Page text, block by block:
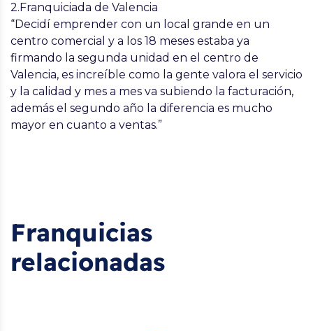
2.Franquiciada de Valencia
“Decidí emprender con un local grande en un
centro comercial y a los 18 meses estaba ya
firmando la segunda unidad en el centro de
Valencia, es increíble como la gente valora el servicio
y la calidad y mes a mes va subiendo la facturación,
además el segundo año la diferencia es mucho
mayor en cuanto a ventas.”
Franquicias
relacionadas